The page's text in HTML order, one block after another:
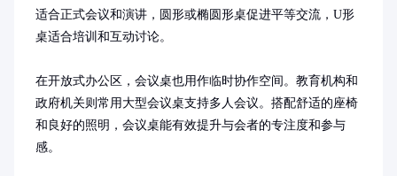
适合正式会议和演讲，圆形或椭圆形桌促进平等交流，U形
桌适合培训和互动讨论。
在开放式办公区，会议桌也用作临时协作空间。教育机构和
政府机关则常用大型会议桌支持多人会议。搭配舒适的座椅
和良好的照明，会议桌能有效提升与会者的专注度和参与
感。